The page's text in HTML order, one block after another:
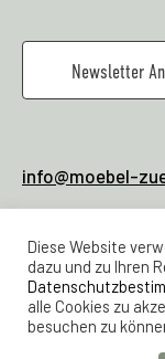
Newsletter
info@moebel-
Werkstatt 044
Lager
Samstags 11 -16
Diese Website
dazu und zu Ihren
alle Cookies zu
besuchen zu